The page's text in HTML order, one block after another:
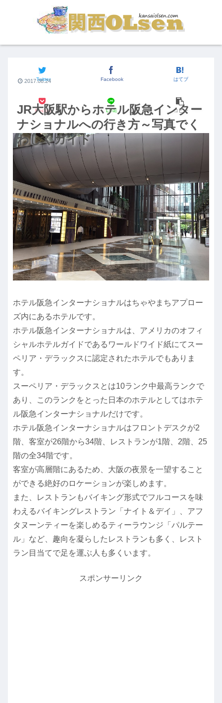
JR大阪駅からホテル阪急インター
ナショナルへの行き方～写真でく
わしくガイド
Twitter Facebook はてブ
Pocket LINE コピー
2017.08.24
ホテル阪急インターナショナルはちゃやまちアプロー
ズ内にあるホテルです。
ホテル阪急インターナショナルは、アメリカのオフィ
シャルホテルガイドであるワールドワイド紙にてスー
ペリア・デラックスに認定されたホテルでもありま
す。
スーペリア・デラックスとは10ランク中最高ランクで
あり、このランクをとった日本のホテルとしてはホテ
ル阪急インターナショナルだけです。
ホテル阪急インターナショナルはフロントデスクが2
階、客室が26階から34階、レストランが1階、2階、25
階の全34階です。
客室が高層階にあるため、大阪の夜景を一望すること
ができる絶好のロケーションが楽しめます。
また、レストランもバイキング形式でフルコースを味
わえるバイキングレストラン「ナイト＆デイ」、アフ
タヌーンティーを楽しめるティーラウンジ「パルテー
ル」など、趣向を凝らしたレストランも多く、レスト
ラン目当てで足を運ぶ人も多くいます。
スポンサーリンク